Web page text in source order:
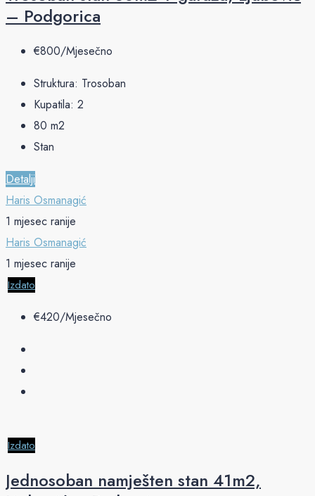
– Podgorica
€‎800/Mjesečno
Struktura: Trosoban
Kupatila: 2
80 m2
Stan
Detalji
Haris Osmanagić
1 mjesec ranije
Haris Osmanagić
1 mjesec ranije
Izdato
€‎420/Mjesečno
Izdato
Jednosoban namješten stan 41m2,